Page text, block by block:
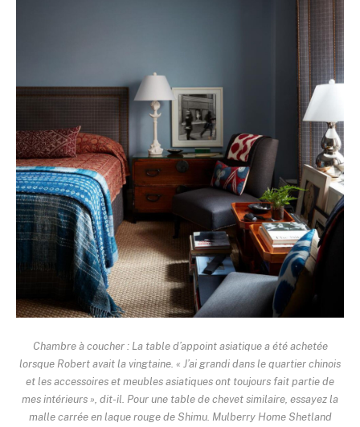
Chambre à coucher : La table d’appoint asiatique a été achetée
lorsque Robert avait la vingtaine. « J’ai grandi dans le quartier chinois
et les accessoires et meubles asiatiques ont toujours fait partie de
mes intérieurs », dit-il. Pour une table de chevet similaire, essayez la
malle carrée en laque rouge de Shimu. Mulberry Home Shetland